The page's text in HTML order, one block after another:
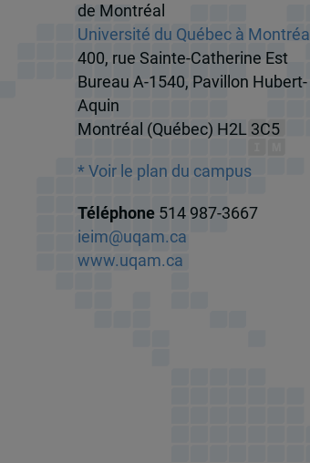
de Montréal
Université du Québec à Montréal
400, rue Sainte-Catherine Est
Bureau A-1540, Pavillon Hubert-
Aquin
Montréal (Québec) H2L 3C5
* Voir le plan du campus
Téléphone 514 987-3667
ieim@uqam.ca
www.uqam.ca